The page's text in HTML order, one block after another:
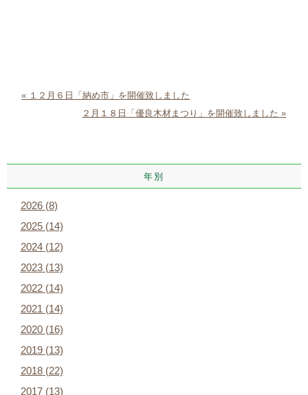
« １２月６日「納め市」を開催致しました
２月１８日「優良木材まつり」を開催致しました »
年別
2026 (8)
2025 (14)
2024 (12)
2023 (13)
2022 (14)
2021 (14)
2020 (16)
2019 (13)
2018 (22)
2017 (13)